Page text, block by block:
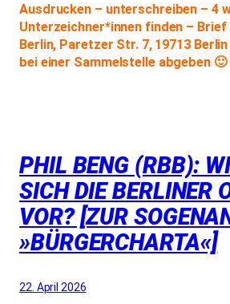
Ausdrucken – unterschreiben – 4
Unterzeichner*innen finden – Brief
Berlin, Paretzer Str. 7, 19713
bei einer Sammelstelle abgeben 🙂
PHIL BENG (RBB):
SICH DIE BERLINER
VOR? [ZUR
»BÜRGERCHARTA«]
22. April 2026